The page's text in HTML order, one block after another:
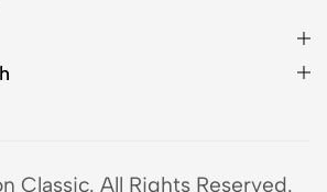
Classic. All Rights Reserved.